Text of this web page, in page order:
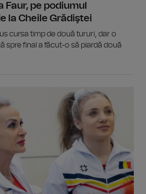
Faur, pe podiumul
la Cheile Grădiştei
cursa timp de două tururi, dar o
spre final a făcut-o să piardă două